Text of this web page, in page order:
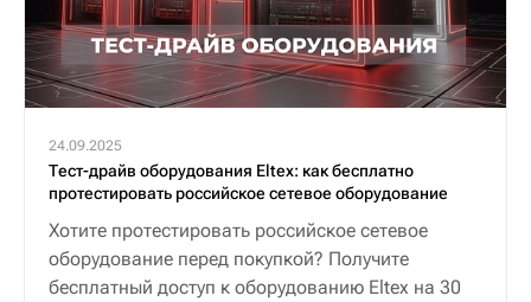
24.09.2025
Тест-драйв оборудования Eltex: как бесплатно
протестировать российское сетевое оборудование
Хотите протестировать российское сетевое
оборудование перед покупкой? Получите
бесплатный доступ к оборудованию Eltex на 30